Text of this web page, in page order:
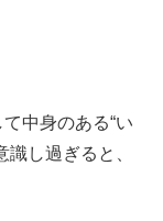
中身のある“い
し過ぎると、